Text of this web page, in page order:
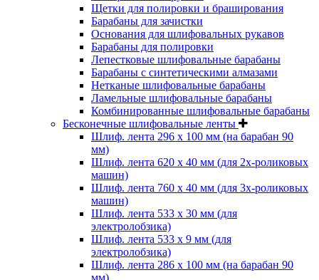
Щетки для полировки и браширования
Барабаны для зачистки
Основания для шлифовальных рукавов
Барабаны для полировки
Лепестковые шлифовальные барабаны
Барабаны с синтетическими алмазами
Нетканые шлифовальные барабаны
Ламельные шлифовальные барабаны
Комбинированные шлифовальные барабаны
Бесконечные шлифовальные ленты
Шлиф. лента 296 х 100 мм (на барабан 90
мм)
Шлиф. лента 620 х 40 мм (для 2х-роликовых
машин)
Шлиф. лента 760 х 40 мм (для 3х-роликовых
машин)
Шлиф. лента 533 х 30 мм (для
электролобзика)
Шлиф. лента 533 х 9 мм (для
электролобзика)
Шлиф. лента 286 х 100 мм (на барабан 90
мм)